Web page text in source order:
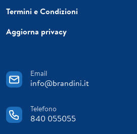
Termini e Condizioni
Aggiorna privacy
Email
info@brandini.it
Telefono
840 055055